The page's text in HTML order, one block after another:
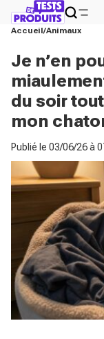
Accueil Animaux
Je n’en
du soir
mon
Publié le 03/06/26 à